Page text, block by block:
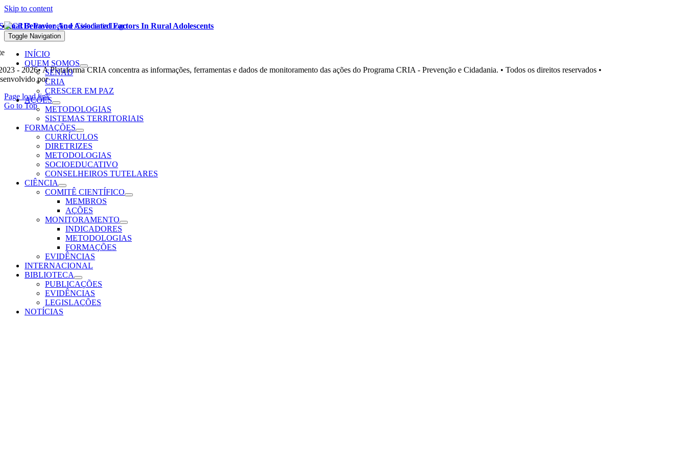
Skip to content
Toggle Navigation
INÍCIO
QUEM SOMOS
SENAD
CRIA
CRESCER EM PAZ
AÇÕES
METODOLOGIAS
SISTEMAS TERRITORIAIS
FORMAÇÕES
CURRÍCULOS
DIRETRIZES
METODOLOGIAS
SOCIOEDUCATIVO
CONSELHEIROS TUTELARES
CIÊNCIA
COMITÊ CIENTÍFICO
MEMBROS
AÇÕES
MONITORAMENTO
INDICADORES
METODOLOGIAS
FORMAÇÕES
EVIDÊNCIAS
INTERNACIONAL
BIBLIOTECA
PUBLICAÇÕES
EVIDÊNCIAS
LEGISLAÇÕES
NOTÍCIAS
Behavior And Associated Factors In Rural Adolescents
Leia mais
- 2026• A Plataforma CRIA concentra as informações, ferramentas e dados de monitoramento das ações do Programa CRIA - Prevenção e Cidadania. • Todos os direitos reservados •
porOhpá! Design e Comunicação
Page load link
Go to Top